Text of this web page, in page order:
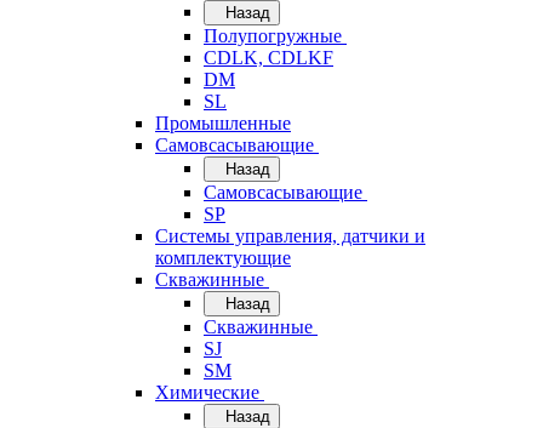
Назад
Полупогружные
CDLK, CDLKF
DM
SL
Промышленные
Самовсасывающие
Назад
Самовсасывающие
SP
Системы управления, датчики и
комплектующие
Скважинные
Назад
Скважинные
SJ
SM
Химические
Назад